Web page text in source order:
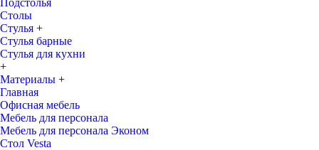
Подстолья
Столы
Стулья +
Стулья барные
Стулья для кухни
+
Материалы +
Главная
Офисная мебель
Мебель для персонала
Мебель для персонала Эконом
Стол Vesta